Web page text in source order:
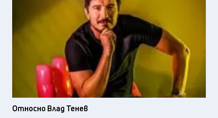
Относно Влад Тенев